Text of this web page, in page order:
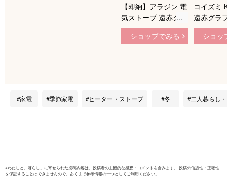
【即納】アラジン 電
気ストーブ 遠赤グラ
ファイトヒーター 暖
房 AEH-G425N-W ホ
ショップでみる
コイズミ
遠赤グラ
ーター ホ
KKS-ショッ
家電 季節家電 ヒーター・ストーブ 冬 二人暮らし
※わたしと、暮らし。 に寄せられた投稿内容は、投稿者の主観的な感想・コメントを含みます。 投稿の信憑性・正確性
を保証することはできませんので、あくまで参考情報の一つとしてご利用ください。